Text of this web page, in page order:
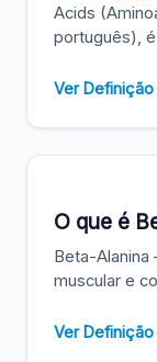
Acids
português),
Ver
O que é
Beta-Alanina
muscular e
Ver